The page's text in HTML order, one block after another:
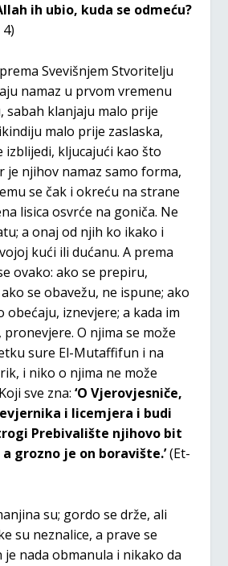
ih ubio, kuda se odmeću?
Svevišnjem Stvoritelju
namaz u prvom vremenu
sabah klanjaju malo prije
malo prije zaslaska,
izblijedi, kljucajući kao što
je njihov namaz samo forma,
se čak i okreću na strane
lisica osvrće na goniča. Ne
a onaj od njih ko ikako i
kući ili dućanu. A prema
ovako: ako se prepiru,
se obavežu, ne ispune; ako
obećaju, iznevjere; a kada im
O njima se može
sure El-Mutaffifun i na
i niko o njima ne može
sve zna:‘O Vjerovjesniče,
i licemjera i budi
Prebivalište njihovo bit
grozno je on boravište.’(Et-
su; gordo se drže, ali
su neznalice, a prave se
je nada obmanula i nikako da